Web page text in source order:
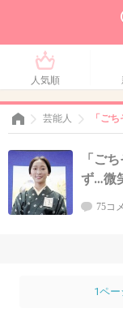
人気順
芸能人 「ご
「ご
ず…微
75コ
1ペ